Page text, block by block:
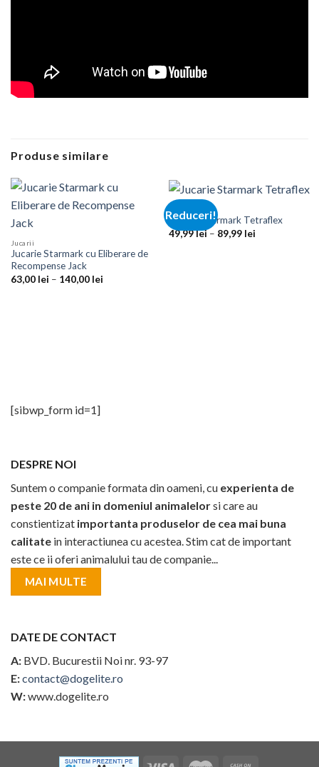
Produse similare
Jucarii
Jucarie Starmark cu Eliberare de
Recompense Jack
63,00 lei – 140,00 leiInterval
Reduceri!
Jucarie Starmark Tetraflex
49,99lei – 89,99 leiInterval
[sibwp_form id=1]
DESPRE NOI
Suntem o companie formata din oameni, cu experienta de
peste 20 de ani in domeniul animalelorsi care au
constientizat importanta produselor de cea mai buna
calitate in interactiunea cu acestea. Stim cat de important
este ce ii oferi animalului tau de companie...
MAI MULTE
DATE DE CONTACT
A: BVD. Bucurestii Noi nr. 93-97
E:contact@dogelite.ro
W:www.dogelite.ro